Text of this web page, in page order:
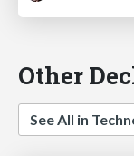
Other
See All in